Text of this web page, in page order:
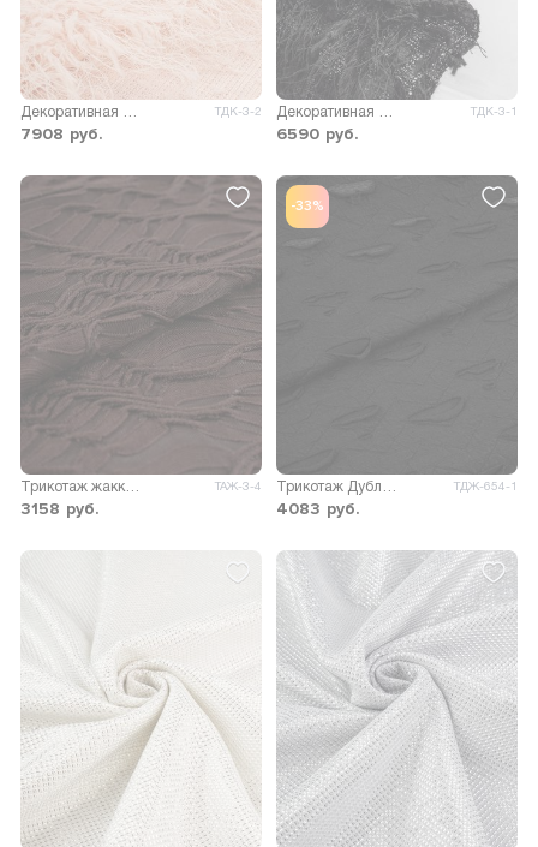
ТДК-3-2
7908 руб.
ТДК-3-1
6590 руб.
Трикотаж жаккард Карабелла ТАЖ-3-4
3158 руб.
-33%
Трикотаж Дублин с рваным эффектом ТДЖ-654-1
4083 руб.